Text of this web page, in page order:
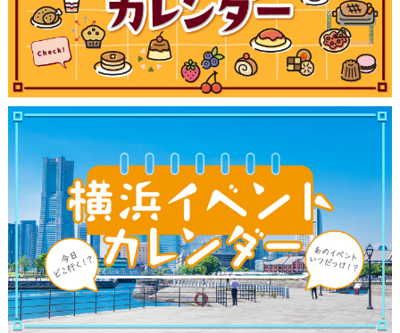
観光ガイド
ランキング
ブログ記事
サイトについて